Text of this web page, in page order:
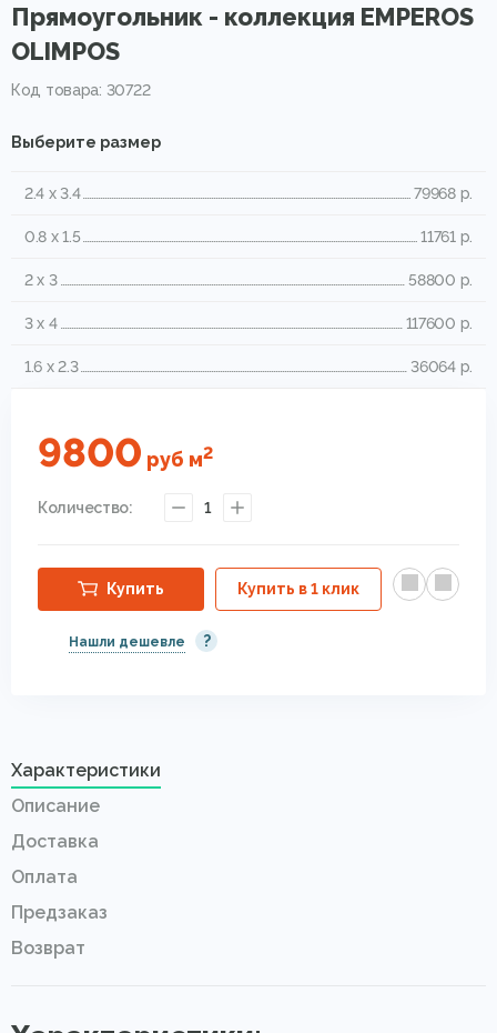
Прямоугольник - коллекция EMPEROS
OLIMPOS
Код товара: 30722
Выберите размер
2.4 x 3.4 79968 р.
0.8 x 1.5 11761 р.
2 x 3 58800 р.
3 x 4 117600 р.
1.6 x 2.3 36064 р.
9800 руб м2
Количество: 1
Купить Купить в 1 клик
Нашли дешевле ?
Характеристики
Описание
Доставка
Оплата
Предзаказ
Возврат